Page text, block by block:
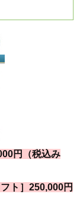
円（税込み
ト］250,000円